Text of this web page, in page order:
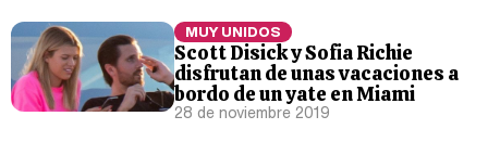
MUY UNIDOS
Scott Disick y Sofia Richie
disfrutan de unas vacaciones a
bordo de un yate en Miami
28 de noviembre 2019